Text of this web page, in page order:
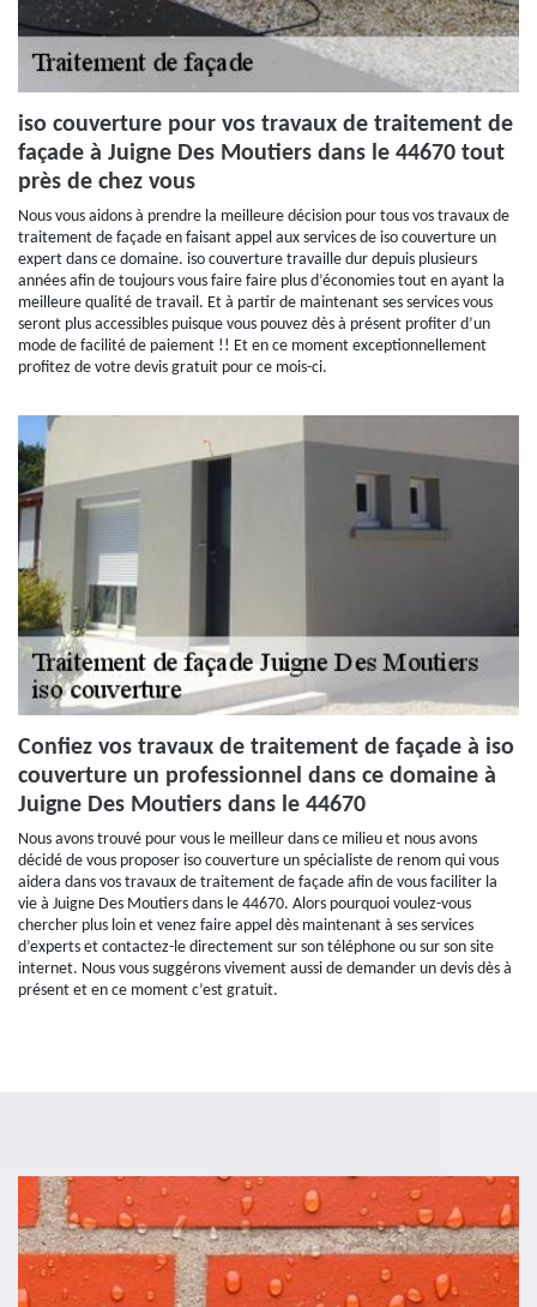
iso couverture pour vos travaux de traitement de
façade à Juigne Des Moutiers dans le 44670 tout
près de chez vous
Nous vous aidons à prendre la meilleure décision pour tous vos travaux de
traitement de façade en faisant appel aux services de iso couverture un
expert dans ce domaine. iso couverture travaille dur depuis plusieurs
années afin de toujours vous faire faire plus d’économies tout en ayant la
meilleure qualité de travail. Et à partir de maintenant ses services vous
seront plus accessibles puisque vous pouvez dès à présent profiter d’un
mode de facilité de paiement !! Et en ce moment exceptionnellement
profitez de votre devis gratuit pour ce mois-ci.
Confiez vos travaux de traitement de façade à iso
couverture un professionnel dans ce domaine à
Juigne Des Moutiers dans le 44670
Nous avons trouvé pour vous le meilleur dans ce milieu et nous avons
décidé de vous proposer iso couverture un spécialiste de renom qui vous
aidera dans vos travaux de traitement de façade afin de vous faciliter la
vie à Juigne Des Moutiers dans le 44670. Alors pourquoi voulez-vous
chercher plus loin et venez faire appel dès maintenant à ses services
d’experts et contactez-le directement sur son téléphone ou sur son site
internet. Nous vous suggérons vivement aussi de demander un devis dès à
présent et en ce moment c’est gratuit.